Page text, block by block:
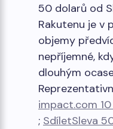
50 dolarů od
Rakutenu je v
objemy
nepříjemné,
dlouhým
impact.com
; SdíletSleva